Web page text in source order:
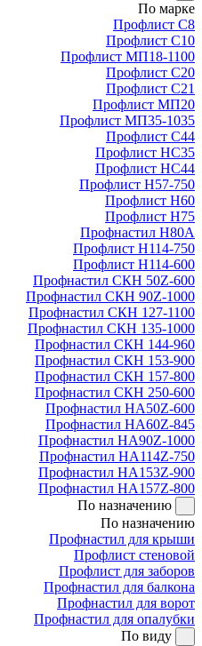
По марке
Профлист С8
Профлист С10
Профлист МП18-1100
Профлист С20
Профлист С21
Профлист МП20
Профлист МП35-1035
Профлист С44
Профлист НС35
Профлист НС44
Профлист Н57-750
Профлист Н60
Профлист Н75
Профнастил Н80А
Профлист Н114-750
Профлист Н114-600
Профнастил СКН 50Z-600
Профнастил СКН 90Z-1000
Профнастил СКН 127-1100
Профнастил СКН 135-1000
Профнастил СКН 144-960
Профнастил СКН 153-900
Профнастил СКН 157-800
Профнастил СКН 250-600
Профнастил НА50Z-600
Профнастил НА60Z-845
Профнастил НА90Z-1000
Профнастил НА114Z-750
Профнастил НА153Z-900
Профнастил НА157Z-800
По назначению
По назначению
Профнастил для крыши
Профлист стеновой
Профлист для заборов
Профнастил для балкона
Профнастил для ворот
Профнастил для опалубки
По виду